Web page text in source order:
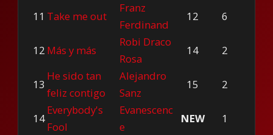
11 Take me out
Franz
Ferdinand
12 6
12 Más y más
Robi Draco
Rosa
14 2
13
He sido tan
feliz contigo
Alejandro
Sanz
15 2
14
Everybody's
Fool
Evanescenc
e
NEW 1